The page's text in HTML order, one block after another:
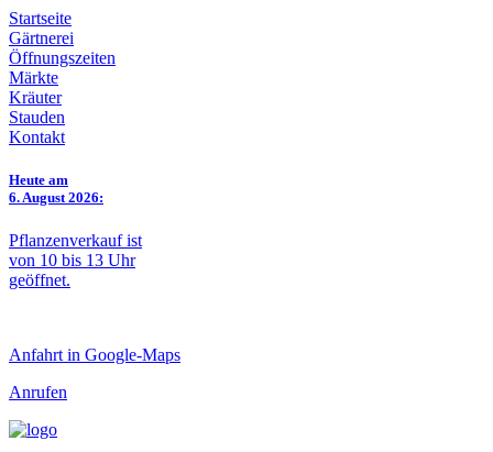
Startseite
Gärtnerei
Öffnungszeiten
Märkte
Kräuter
Stauden
Kontakt
Heute am
6. August 2026:
Pflanzenverkauf ist
von 10 bis 13 Uhr
geöffnet.
Anfahrt in Google-Maps
Anrufen